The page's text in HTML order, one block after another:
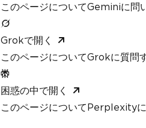
このページについてGeminiに問
Grokで開く
このページについてGrokに質問
困惑の中で開く
このページについてPerplexity